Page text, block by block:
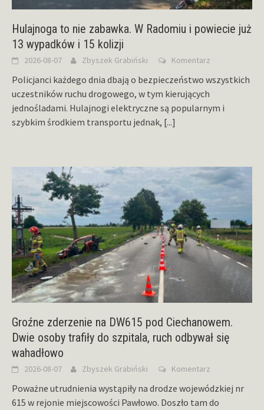
Hulajnoga to nie zabawka. W Radomiu i powiecie już
13 wypadków i 15 kolizji
2026-08-07 Zbyszek Grabiński Komentarz
Policjanci każdego dnia dbają o bezpieczeństwo wszystkich
uczestników ruchu drogowego, w tym kierujących
jednośladami. Hulajnogi elektryczne są popularnym i
szybkim środkiem transportu jednak, [...]
Groźne zderzenie na DW615 pod Ciechanowem.
Dwie osoby trafiły do szpitala, ruch odbywał się
wahadłowo
2026-08-07 Zbyszek Grabiński Komentarz
Poważne utrudnienia wystąpiły na drodze wojewódzkiej nr
615 w rejonie miejscowości Pawłowo. Doszło tam do